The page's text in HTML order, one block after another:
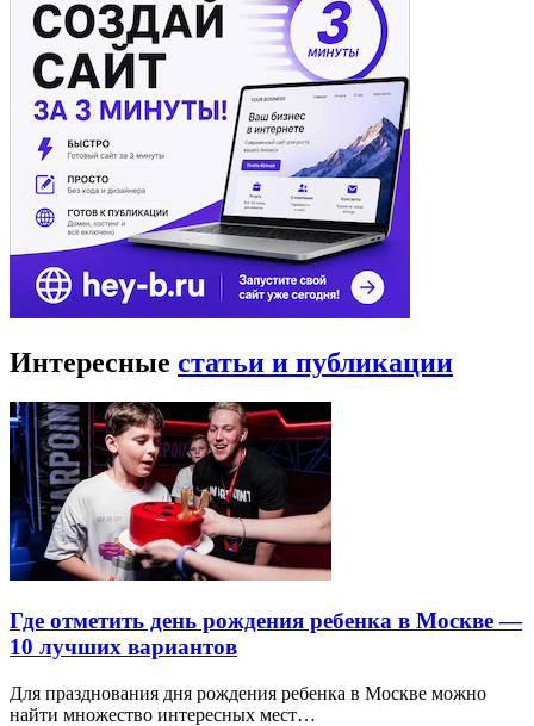
Интересные статьи и публикации
Где отметить день рождения ребенка в Москве —
10 лучших вариантов
Для празднования дня рождения ребенка в Москве можно
найти множество интересных мест…